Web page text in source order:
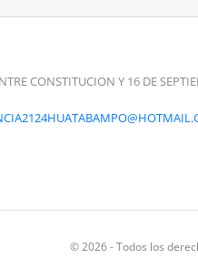
CONSTITUCION Y 16 DE
© 2026 - Todos los